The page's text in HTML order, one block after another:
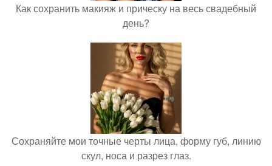
Как сохранить макияж и прическу на весь свадебный
день?
Сохраняйте мои точные черты лица, форму губ, линию
скул, носа и разрез глаз.